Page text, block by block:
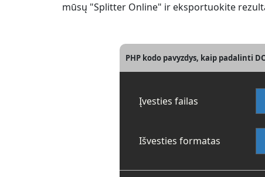
mūsų "Splitter Online" ir eksportuokite
PHP kodo pavyzdys, kaip padalinti
Įvesties failas
Išvesties formatas